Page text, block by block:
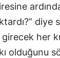
diye
girecek her
olduğunu